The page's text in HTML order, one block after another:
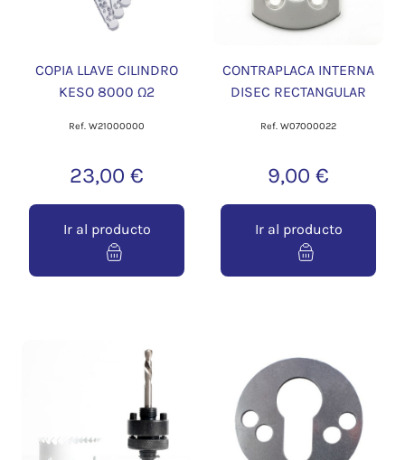
COPIA LLAVE CILINDRO
KESO 8000 Ω2
Ref. W21000000
23,00 €
Ir al producto
CONTRAPLACA INTERNA
DISEC RECTANGULAR
Ref. W07000022
9,00 €
Ir al producto